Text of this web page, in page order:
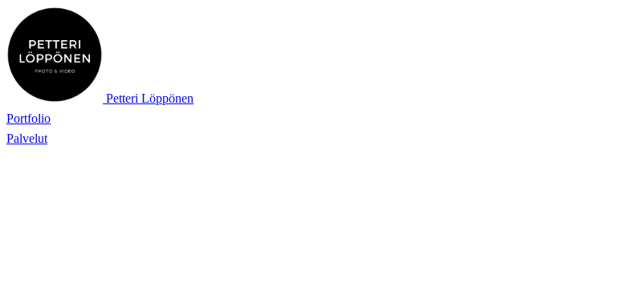
Petteri Löppönen
Portfolio
Palvelut